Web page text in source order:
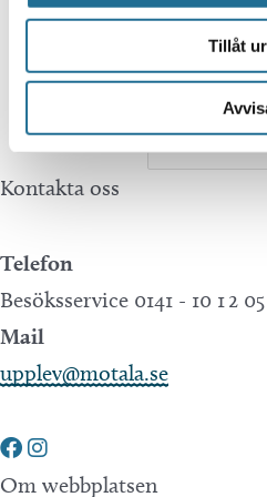
Tillåt
Tillväxt Motala is not
mistakes in translations
Kontakta oss
Telefon
Besöksservice 0141 - 10 1 2 05
Mail
upplev@motala.se
Om webbplatsen